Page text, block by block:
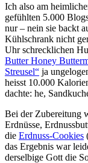
Ich also am
gefühlten 5.000
nur – nein sie backt
Kühlschrank nicht
Uhr schrecklichen
Butter Honey
Streusel“ ja
heisst 10.000
dachte: he,
Bei der Zubereitung
Erdnüsse,
die Erdnuss-Cookies
das Ergebnis war
derselbige Gott die